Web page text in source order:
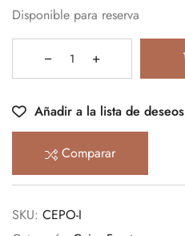
Disponible para reserva
Añadir a la lista de deseos
Comparar
SKU: CEPO-I